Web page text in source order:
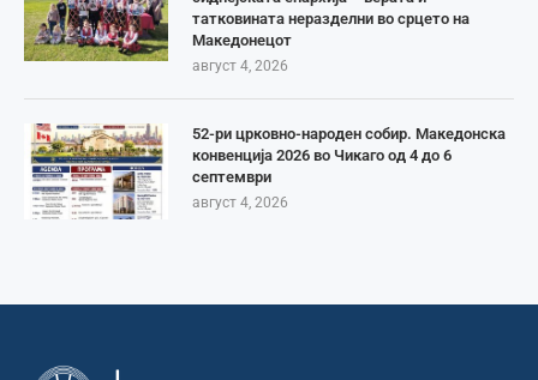
татковината неразделни во срцето на
Македонецот
август 4, 2026
52-ри црковно-народен собир. Македонска
конвенција 2026 во Чикаго од 4 до 6
септември
август 4, 2026